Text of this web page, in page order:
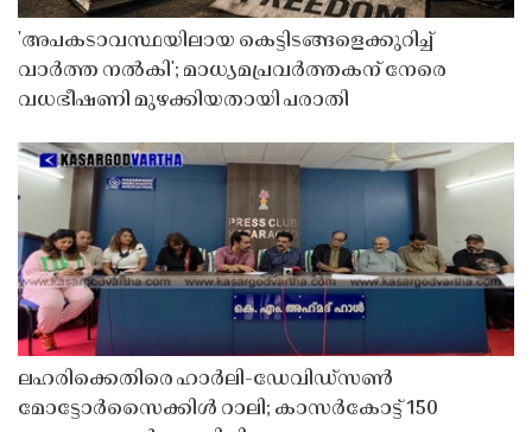
'അപകടാവസ്ഥയിലായ കെട്ടിടങ്ങളെക്കുറിച്ച്
വാർത്ത നൽകി'; മാധ്യമപ്രവർത്തകന് നേരെ
വധഭീഷണി മുഴക്കിയതായി പരാതി
ലഹരിക്കെതിരെ ഹാർലി-ഡേവിഡ്‌സൺ
മോട്ടോർസൈക്കിൾ റാലി; കാസർകോട്ട് 150